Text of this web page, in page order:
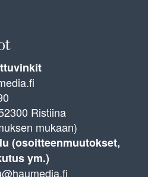
Ristiina
mukaan)
(osoitteenmuutokset,
ym.)